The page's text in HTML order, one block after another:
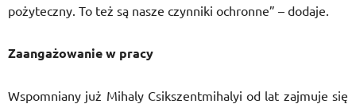
pożyteczny. To też są nasze czynniki ochronne” – dodaje.
Zaangażowanie w pracy
Wspomniany już Mihaly Csikszentmihalyi od lat zajmuje się